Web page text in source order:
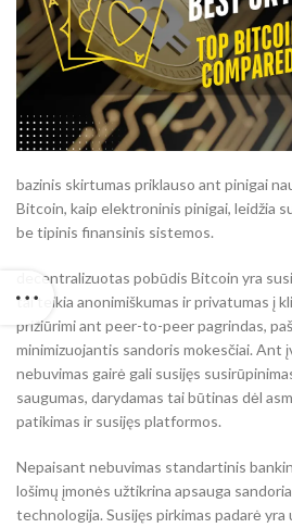
bazinis skirtumas priklauso ant pinigai
Bitcoin, kaip elektroninis pinigai, leidžia
be tipinis finansinis sistemos.
decentralizuotas pobūdis Bitcoin yra
tai teikia anonimiškumas ir privatumas į
prižiūrimi ant peer-to-peer pagrindas,
minimizuojantis sandoris mokesčiai. Ant
nebuvimas gairė gali susijęs
saugumas, darydamas tai būtinas dėl
patikimas ir susijęs platformos.
Nepaisant nebuvimas standartinis
lošimų įmonės užtikrina apsauga
technologija. Susijęs pirkimas padarė